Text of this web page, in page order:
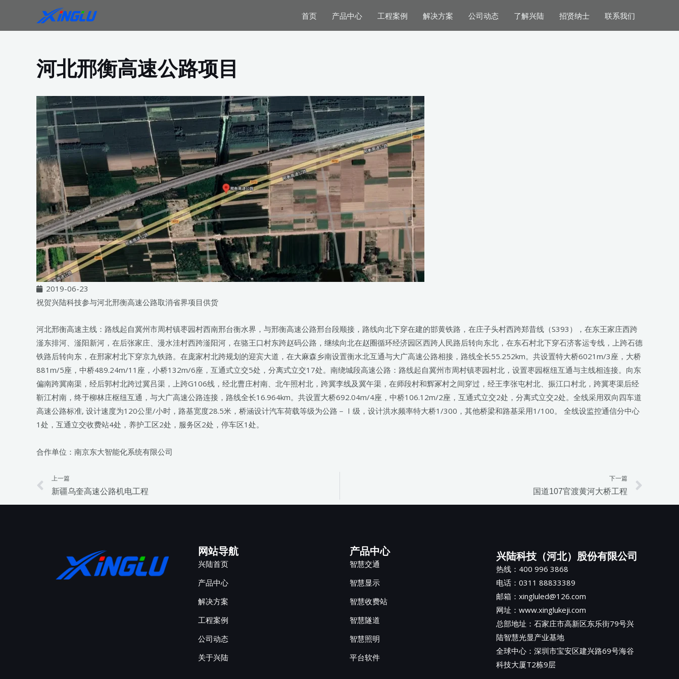
内
首页 产品中心 工程案例 解决方案 公司动态 了解兴陆 招贤纳士 联系我们
河北邢衡高速公路项目
2019-06-23
祝贺兴陆科技参与河北邢衡高速公路取消省界项目供货
河北邢衡高速主线：路线起自冀州市周村镇枣园村西南邢台衡水界，与邢衡高速公路邢台段顺接，路线向北下穿在建的邯黄铁路，在庄子头村西跨郑昔线（S393），在东王家庄西跨
滏东排河、滏阳新河，在后张家庄、漫水洼村西跨滏阳河，在骆王口村东跨赵码公路，继续向北在赵圈循环经济园区西跨人民路后转向东北，在东石村北下穿石济客运专线，上跨石德
铁路后转向东，在邢家村北下穿京九铁路。在庞家村北跨规划的迎宾大道，在大麻森乡南设置衡水北互通与大广高速公路相接，路线全长55.252km。共设置特大桥6021m/3座，大桥
881m/5座，中桥489.24m/11座，小桥132m/6座，互通式立交5处，分离式立交17处。南绕城段高速公路：路线起自冀州市周村镇枣园村北，设置枣园枢纽互通与主线相连接。向东
偏南跨冀南渠，经后郭村北跨过冀吕渠，上跨G106线，经北曹庄村南、北午照村北，跨冀李线及冀午渠，在师段村和辉冢村之间穿过，经王李张屯村北、振江口村北，跨冀枣渠后经
靳江村南，终于柳林庄枢纽互通，与大广高速公路连接，路线全长16.964km。共设置大桥692.04m/4座，中桥106.12m/2座，互通式立交2处，分离式立交2处。全线采用双向四车道
高速公路标准, 设计速度为120公里/小时，路基宽度28.5米，桥涵设计汽车荷载等级为公路－Ⅰ级，设计洪水频率特大桥1/300，其他桥梁和路基采用1/100。 全线设监控通信分中心
1处，互通立交收费站4处，养护工区2处，服务区2处，停车区1处。
合作单位：南京东大智能化系统有限公司
Prev
上一篇
新疆乌奎高速公路机电工程
下一篇
国道107官渡黄河大桥工程
网站导航
兴陆首页
产品中心
解决方案
工程案例
公司动态
关于兴陆
产品中心
智慧交通
智慧显示
智慧收费站
智慧隧道
智慧照明
平台软件
兴陆科技（河北）股份有限公司
热线：400 996 3868
电话：0311 88833389
邮箱：xingluled@126.com
网址：www.xinglukeji.com
总部地址： 石家庄市高新区东乐街79号兴
陆智慧光显产业基地
全球中心：深圳市宝安区建兴路69号海谷
科技大厦T2栋9层